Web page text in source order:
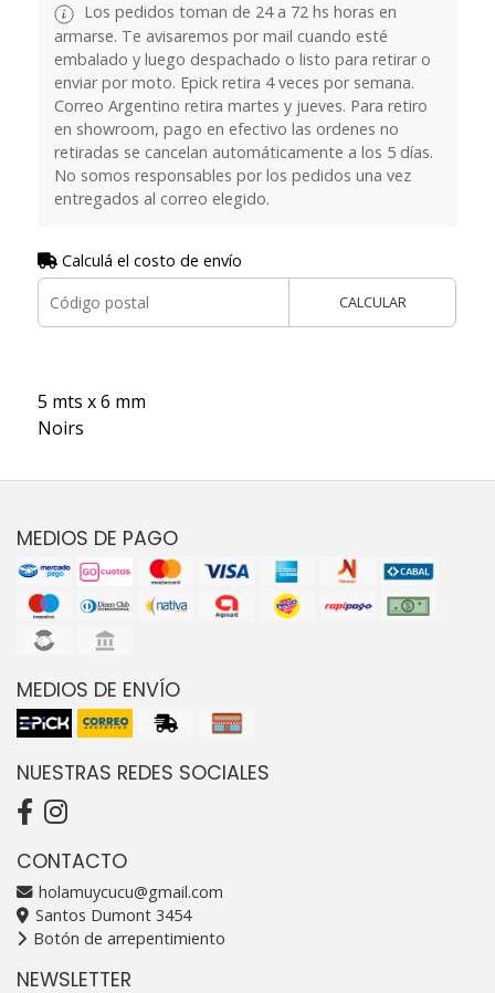
Los pedidos toman de 24 a 72 hs horas en
armarse. Te avisaremos por mail cuando esté
embalado y luego despachado o listo para retirar o
enviar por moto. Epick retira 4 veces por semana.
Correo Argentino retira martes y jueves. Para retiro
en showroom, pago en efectivo las ordenes no
retiradas se cancelan automáticamente a los 5 días.
No somos responsables por los pedidos una vez
entregados al correo elegido.
Calculá el costo de envío
CALCULAR
5 mts x 6 mm
Noirs
MEDIOS DE PAGO
MEDIOS DE ENVÍO
NUESTRAS REDES SOCIALES
CONTACTO
holamuycucu@gmail.com
Santos Dumont 3454
Botón de arrepentimiento
NEWSLETTER